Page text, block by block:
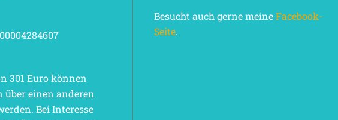
301 Euro können
über einen anderen
Bei Interesse
Besucht auch gerne meineFacebook-
Seite.